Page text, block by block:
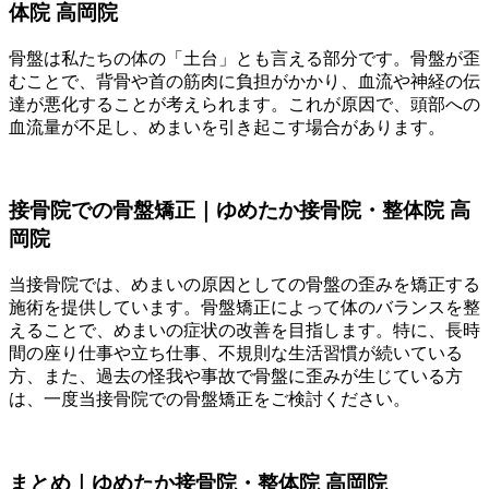
体院 高岡院
骨盤は私たちの体の「土台」とも言える部分です。骨盤が歪
むことで、背骨や首の筋肉に負担がかかり、血流や神経の伝
達が悪化することが考えられます。これが原因で、頭部への
血流量が不足し、めまいを引き起こす場合があります。
接骨院での骨盤矯正｜ゆめたか接骨院・整体院 高
岡院
当接骨院では、めまいの原因としての骨盤の歪みを矯正する
施術を提供しています。骨盤矯正によって体のバランスを整
えることで、めまいの症状の改善を目指します。特に、長時
間の座り仕事や立ち仕事、不規則な生活習慣が続いている
方、また、過去の怪我や事故で骨盤に歪みが生じている方
は、一度当接骨院での骨盤矯正をご検討ください。
まとめ｜ゆめたか接骨院・整体院 高岡院